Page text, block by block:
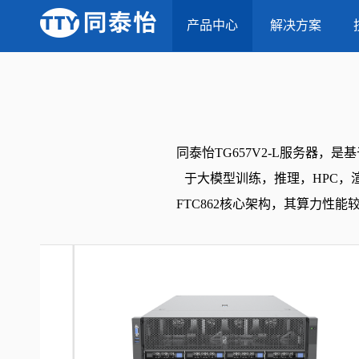
产品中心 解决方案
当前位置：首页-产品中心 TG657V2-L 4U8卡-液冷AI服务器
同泰怡TG657V2-L服务器，是
于大模型训练，推理，HPC，
FTC862核心架构，其算力性能